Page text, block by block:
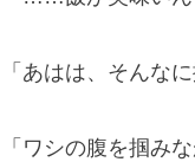
「あはは、そんな
「ワシの腹を掴み